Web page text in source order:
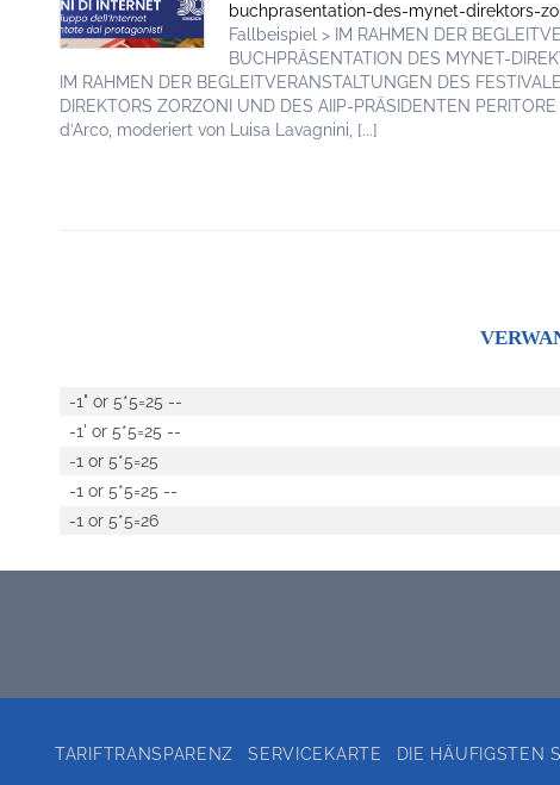
buchprasentation-des-mynet-direktors-
Fallbeispiel > IM RAHMEN DER
BUCHPRÄSENTATION DES MYNET-
IM RAHMEN DER BEGLEITVERANSTALTUNGEN DES
DIREKTORS ZORZONI UND DES AIIP-PRÄSIDENTEN
d’Arco, moderiert von Luisa Lavagnini, [...]
-1" or 5*5=25 --
-1' or 5*5=25 --
-1 or 5*5=25
-1 or 5*5=25 --
-1 or 5*5=26
TARIFTRANSPARENZ SERVICEKARTE DIE HÄUFIGSTEN